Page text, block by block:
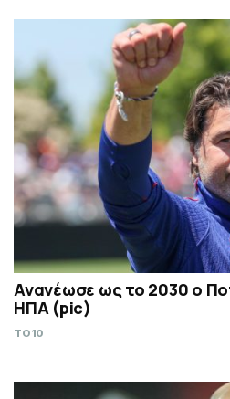
Ανανέωσε ως το 2030 ο
ΗΠΑ (pic)
TO10